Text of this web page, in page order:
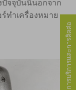
ปัจจุบันนี้นอกจาก
ร์ทำเครื่องหมาย
การบริการและการติดต่อ